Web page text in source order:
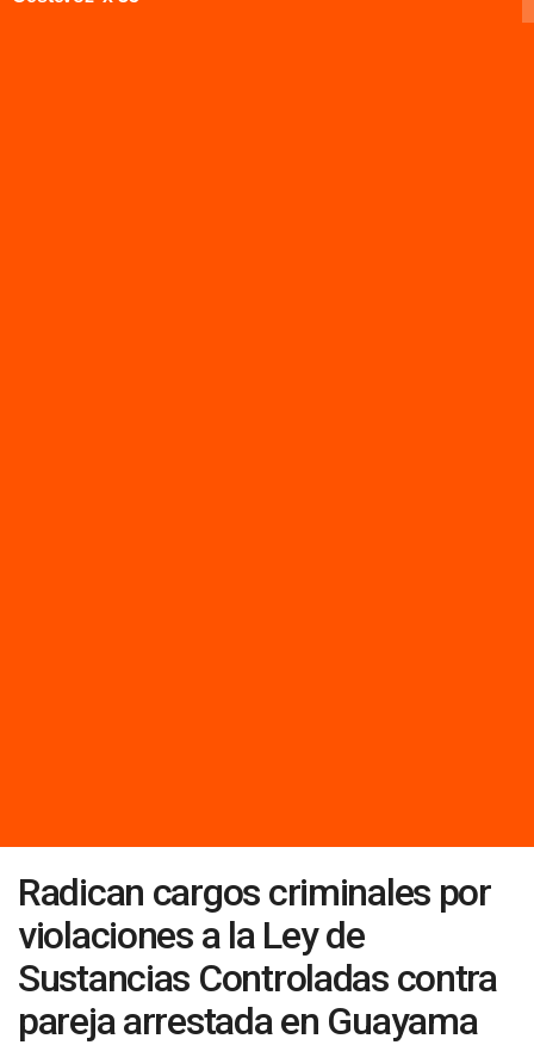
Radican cargos criminales por
violaciones a la Ley de
Sustancias Controladas contra
pareja arrestada en Guayama